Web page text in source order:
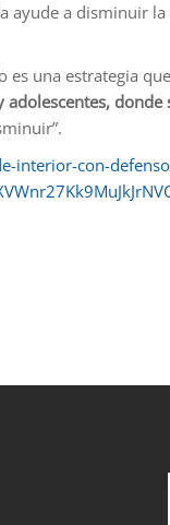
ayude a disminuir
una estrategia
con-